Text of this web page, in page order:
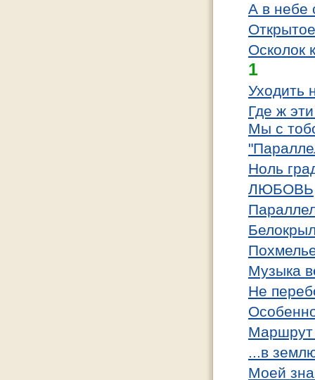
А в небе
Осколок
1
Уходить
Где ж
Мы с
Ноль
ЛЮБОВЬ
Музыка
Не
Маршрут
...в
Моей